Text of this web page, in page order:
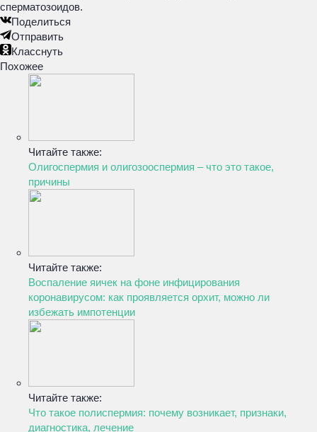
сперматозоидов.
Поделиться
Отправить
Класснуть
Похожее
Читайте также:
Олигоспермия и олигозооспермия – что это такое,
причины
Читайте также:
Воспаление яичек на фоне инфицирования
коронавирусом: как проявляется орхит, можно ли
избежать импотенции
Читайте также:
Что такое полиспермия: почему возникает, признаки,
диагностика, лечение